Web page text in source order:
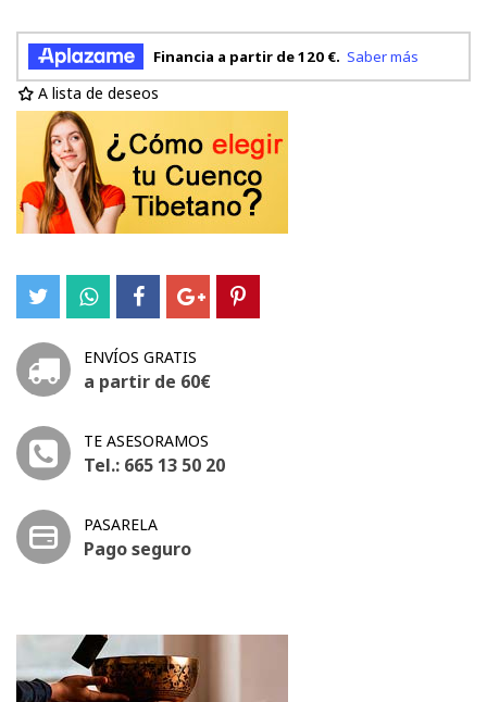
A lista de deseos
ENVÍOS GRATIS
a partir de 60€
TE ASESORAMOS
Tel.: 665 13 50 20
PASARELA
Pago seguro